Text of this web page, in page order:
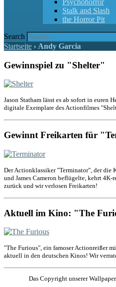
Psychohorror
Stalk and Slash
the Horror Pit
Search
Startseite › Andy Garcia
Gewinnspiel zu "Shelter"
Jason Statham lässt es ab sofort in euren
digitale Exemplare des Actionfilmes
Gewinnt Freikarten für
Der Actionklassiker "Terminator", der die
und James Cameron beflügelte, kehrt
zurück und wir verlosen Freikarten!
Aktuell im Kino: "The
"The Furious", ein famoser Actionreißer
aktuell in den deutschen Kinos! Wir
Das Copyright unserer